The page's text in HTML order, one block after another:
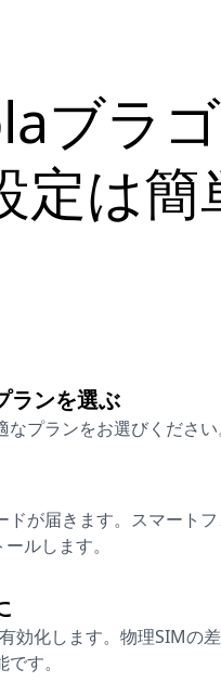
ブラ
定は簡
ランを選ぶ
プランをお選びください
ドが届きます。スマート
ルします。
効化します。物理SIMの
す。